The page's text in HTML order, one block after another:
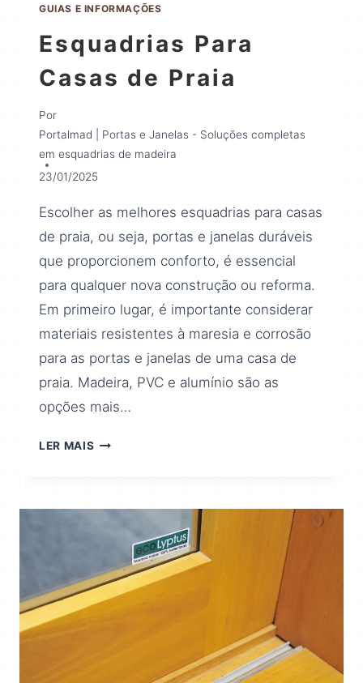
GUIAS E INFORMAÇÕES
Esquadrias Para
Casas de Praia
Por
Portalmad | Portas e Janelas - Soluções completas
em esquadrias de madeira
23/01/2025
Escolher as melhores esquadrias para casas
de praia, ou seja, portas e janelas duráveis
que proporcionem conforto, é essencial
para qualquer nova construção ou reforma.
Em primeiro lugar, é importante considerar
materiais resistentes à maresia e corrosão
para as portas e janelas de uma casa de
praia. Madeira, PVC e alumínio são as
opções mais…
LER MAIS